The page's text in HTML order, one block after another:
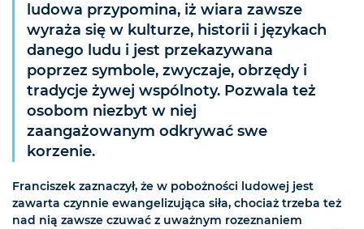
ludowa przypomina, iż wiara zawsze
wyraża się w kulturze, historii i językach
danego ludu i jest przekazywana
poprzez symbole, zwyczaje, obrzędy i
tradycje żywej wspólnoty. Pozwala też
osobom niezbyt w niej
zaangażowanym odkrywać swe
korzenie.
Franciszek zaznaczył, że w pobożności ludowej jest
zawarta czynnie ewangelizująca siła, chociaż trzeba też
nad nią zawsze czuwać z uważnym rozeznaniem